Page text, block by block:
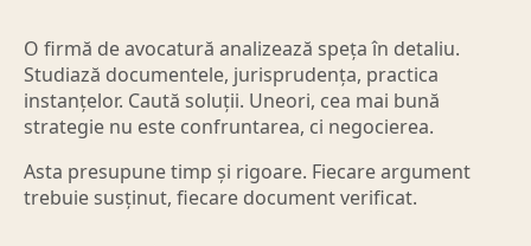
O firmă de avocatură analizează speța în detaliu.
Studiază documentele, jurisprudența, practica
instanțelor. Caută soluții. Uneori, cea mai bună
strategie nu este confruntarea, ci negocierea.
Asta presupune timp și rigoare. Fiecare argument
trebuie susținut, fiecare document verificat.